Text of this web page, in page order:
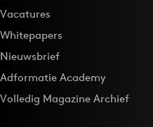
Vacatures
Whitepapers
Nieuwsbrief
Adformatie Academy
Volledig Magazine Archief